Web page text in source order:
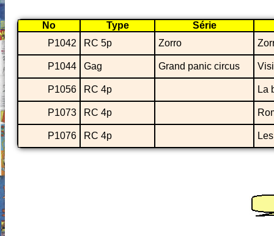
No Type
Série
P1042
RC 5p Zorro
P1044 Gag Grand panic circus
P1056 RC 4p La
P1073 RC 4p
P1076 RC 4p